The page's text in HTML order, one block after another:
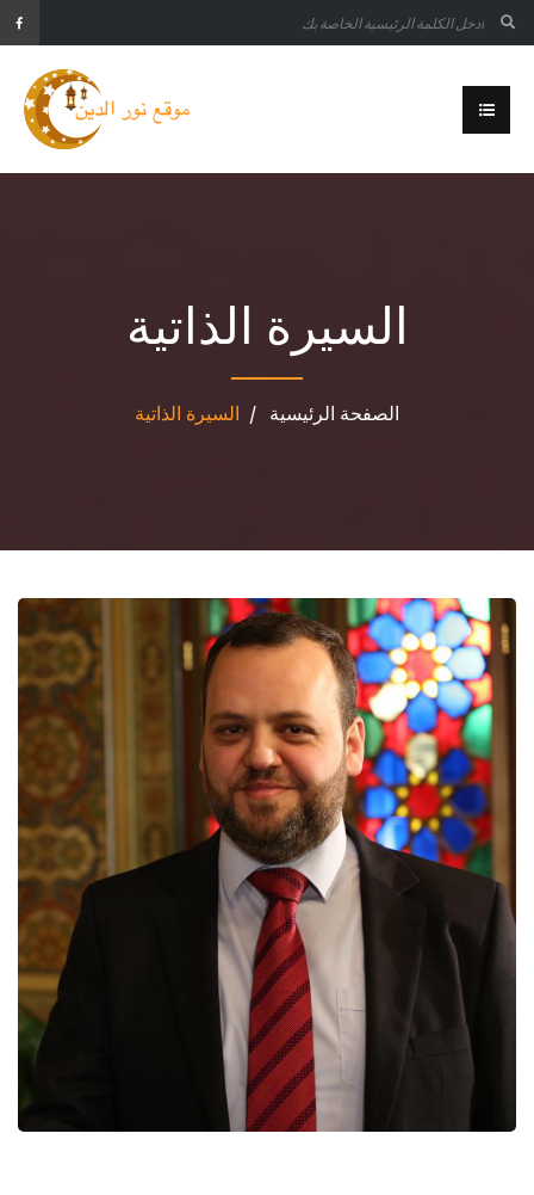
السيرة الذاتية
الصفحة الرئيسية السيرة الذاتية